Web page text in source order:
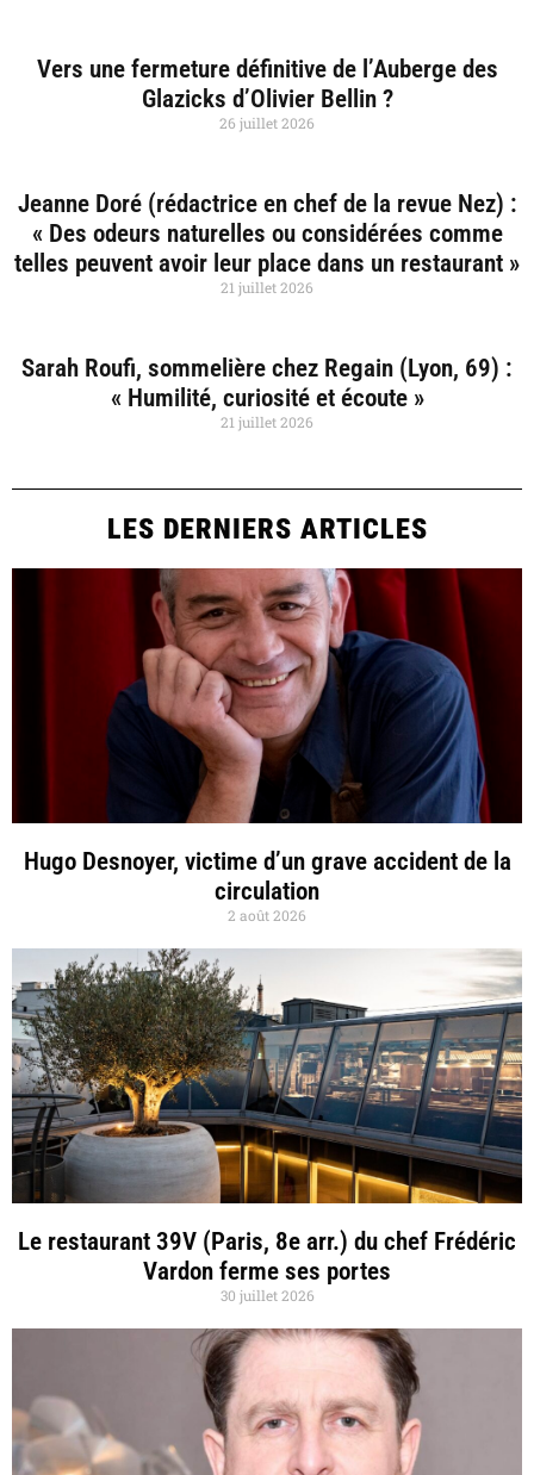
Vers une fermeture définitive de l’Auberge des
Glazicks d’Olivier Bellin ?
26 juillet 2026
Jeanne Doré (rédactrice en chef de la revue Nez) :
« Des odeurs naturelles ou considérées comme
telles peuvent avoir leur place dans un restaurant »
21 juillet 2026
Sarah Roufi, sommelière chez Regain (Lyon, 69) :
« Humilité, curiosité et écoute »
21 juillet 2026
LES DERNIERS ARTICLES
Hugo Desnoyer, victime d’un grave accident de la
circulation
2 août 2026
Le restaurant 39V (Paris, 8e arr.) du chef Frédéric
Vardon ferme ses portes
30 juillet 2026